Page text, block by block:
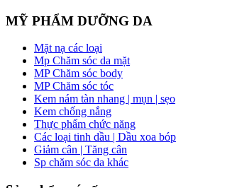
MỸ PHẨM DƯỠNG DA
Mặt nạ các loại
Mp Chăm sóc da mặt
MP Chăm sóc body
MP Chăm sóc tóc
Kem nám tàn nhang | mụn | sẹo
Kem chống nắng
Thực phẩm chức năng
Các loại tinh dầu | Dầu xoa bóp
Giảm cân | Tăng cân
Sp chăm sóc da khác